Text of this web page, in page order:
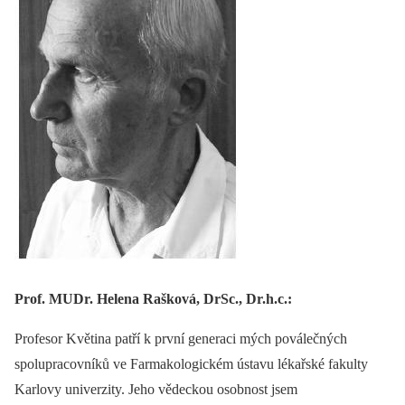
Prof. MUDr. Helena Rašková, DrSc., Dr.h.c.:
Profesor Květina patří k první generaci mých poválečných
spolupracovníků ve Farmakologickém ústavu lékařské fakulty
Karlovy univerzity. Jeho vědeckou osobnost jsem